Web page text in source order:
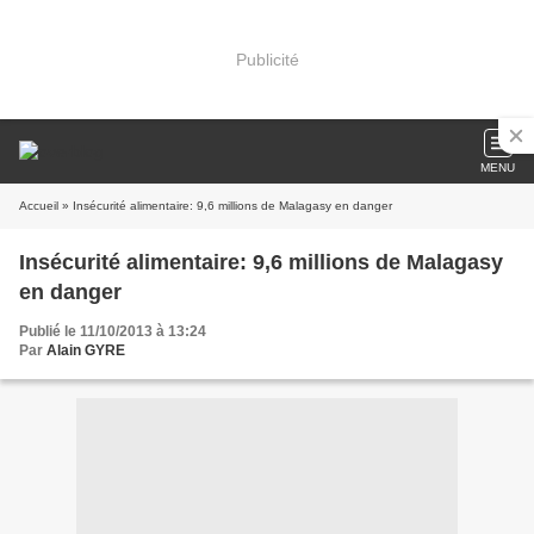
Publicité
MENU
Accueil » Insécurité alimentaire: 9,6 millions de Malagasy en danger
Insécurité alimentaire: 9,6 millions de Malagasy
en danger
Publié le 11/10/2013 à 13:24
Par Alain GYRE